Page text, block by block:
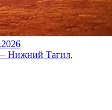
Нижний Тагил,